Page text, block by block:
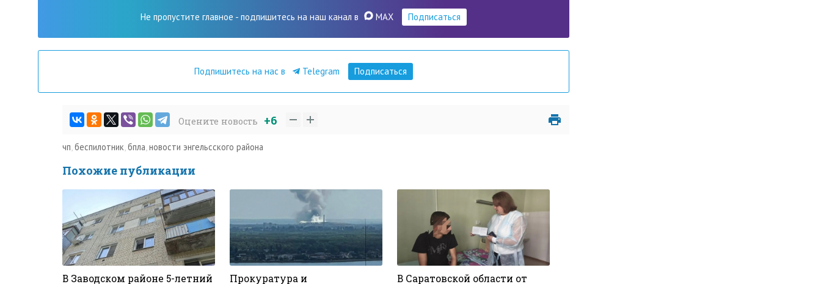
Не пропустите главное - подпишитесь на наш канал в MAX Подписаться
Подпишитесь на нас в Telegram Подписаться
Оцените новость +6
чп беспилотник бпла новости энгельсского района
Похожие публикации
В Заводском районе 5-летний
Прокуратура и
В Саратовской области от